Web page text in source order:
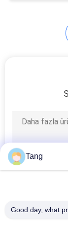
Tang
Good day, what